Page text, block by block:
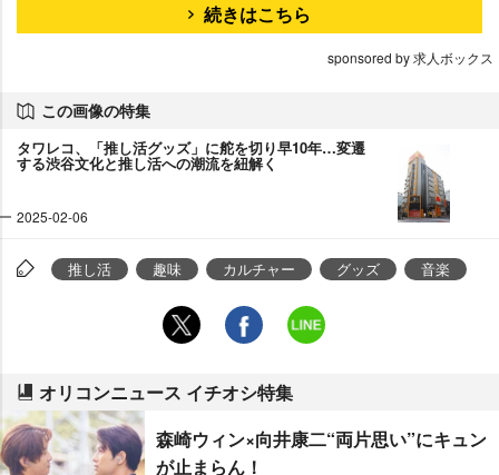
続きはこちら
sponsored by 求人ボックス
この画像の特集
タワレコ、「推し活グッズ」に舵を切り早10年…変遷
する渋谷文化と推し活への潮流を紐解く
2025-02-06
推し活 趣味 カルチャー グッズ 音楽
オリコンニュース イチオシ特集
森崎ウィン×向井康二“両片思い”にキュン
が止まらん！